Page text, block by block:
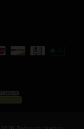
Todos os direitos